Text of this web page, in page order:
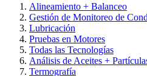
Alineamiento + Balanceo
Gestión de Monitoreo de
Lubricación
Pruebas en Motores
Todas las Tecnologías
Análisis de Aceites +
Termografía